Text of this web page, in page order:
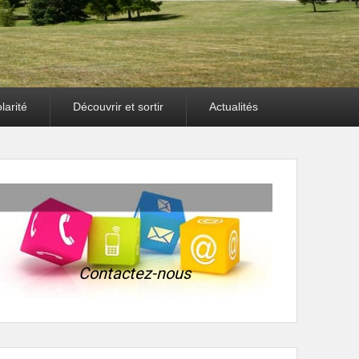
Découvrir et sortir Actualités
Contactez-nous